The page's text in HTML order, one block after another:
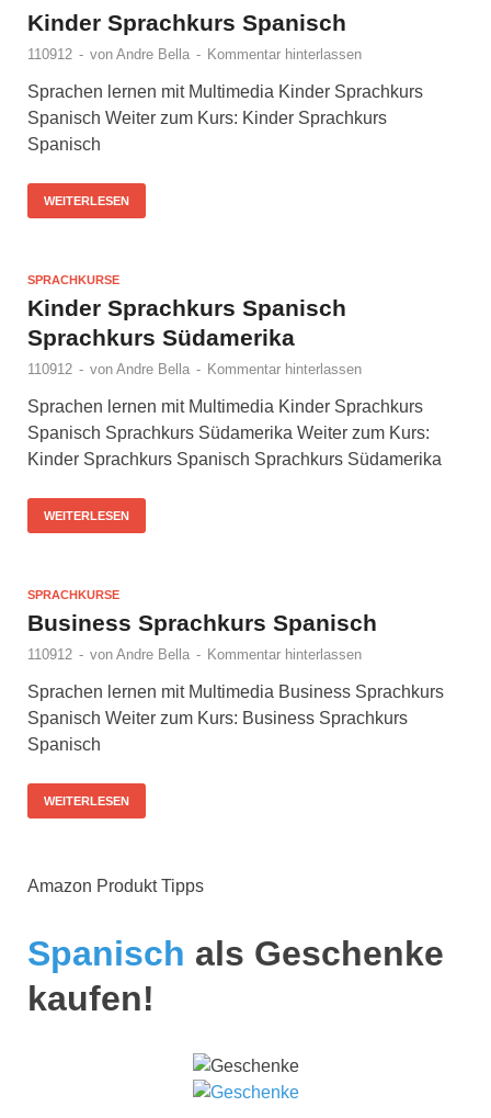
Kinder Sprachkurs Spanisch
110912 - von Andre Bella - Kommentar hinterlassen
Sprachen lernen mit Multimedia Kinder Sprachkurs
Spanisch Weiter zum Kurs: Kinder Sprachkurs
Spanisch
WEITERLESEN
SPRACHKURSE
Kinder Sprachkurs Spanisch
Sprachkurs Südamerika
110912 - von Andre Bella - Kommentar hinterlassen
Sprachen lernen mit Multimedia Kinder Sprachkurs
Spanisch Sprachkurs Südamerika Weiter zum Kurs:
Kinder Sprachkurs Spanisch Sprachkurs Südamerika
WEITERLESEN
SPRACHKURSE
Business Sprachkurs Spanisch
110912 - von Andre Bella - Kommentar hinterlassen
Sprachen lernen mit Multimedia Business Sprachkurs
Spanisch Weiter zum Kurs: Business Sprachkurs
Spanisch
WEITERLESEN
Amazon Produkt Tipps
Spanisch als Geschenke
kaufen!